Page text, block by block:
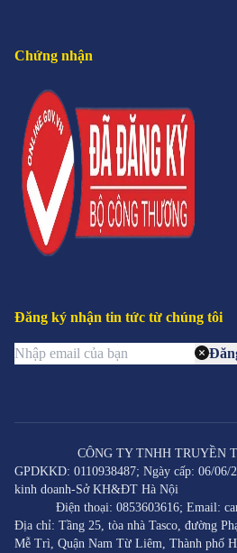
Chứng nhận
Đăng ký nhận tin tức từ chúng tôi
CÔNG TY TNHH TRUYỀN
GPDKKD: 0110938487; Ngày cấp: 06/
kinh doanh-Sở KH&ĐT Hà Nội
Điện thoại: 0853603616; Email:
Địa chỉ: Tầng 25, tòa nhà Tasco, đường
Mễ Trì, Quận Nam Từ Liêm, Thành phố